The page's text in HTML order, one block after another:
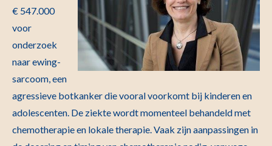
€ 547.000
voor
onderzoek
naar ewing-
sarcoom, een
agressieve botkanker die vooral voorkomt bij kinderen en
adolescenten. De ziekte wordt momenteel behandeld met
chemotherapie en lokale therapie. Vaak zijn aanpassingen in